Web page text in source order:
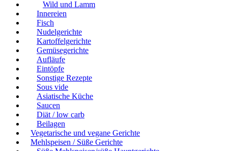
Wild und Lamm
Innereien
Fisch
Nudelgerichte
Kartoffelgerichte
Gemüsegerichte
Aufläufe
Eintöpfe
Sonstige Rezepte
Sous vide
Asiatische Küche
Saucen
Diät / low carb
Beilagen
Vegetarische und vegane Gerichte
Mehlspeisen / Süße Gerichte